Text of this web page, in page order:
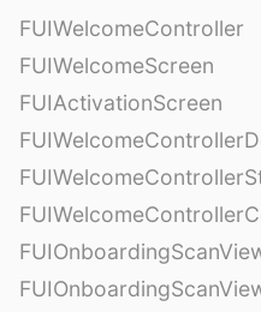
FUIWelcomeController
FUIWelcomeScreen
FUIActivationScreen